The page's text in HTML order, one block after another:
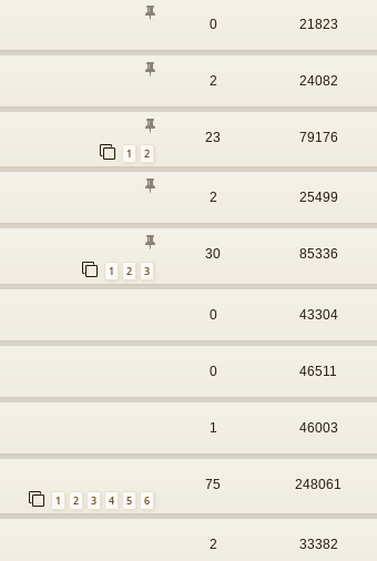
0 21823
2 24082
1 2
23 79176
2 25499
1 2 3
30 85336
0 43304
0 46511
1 46003
1 2 3 4 5 6
75 248061
2 33382